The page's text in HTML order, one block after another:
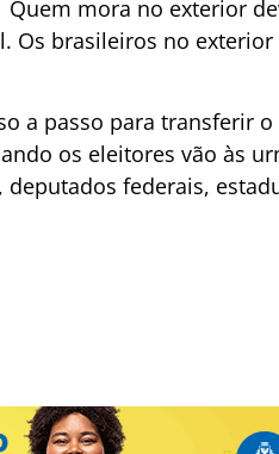
mora no exterior
Os brasileiros no
a passo para transferir
os eleitores vão às
federais,